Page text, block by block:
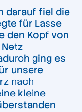
darauf fiel die
für Lasse
den Kopf von
ging es
unsere
nach
kleine